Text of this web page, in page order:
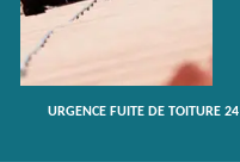
URGENCE FUITE DE TOITURE 24